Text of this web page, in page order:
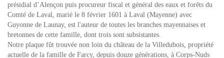
présidial d’Alençon puis procureur fiscal et général des eaux et forêts du
Comté de Laval, marié le 8 février 1601 à Laval (Mayenne) avec
Guyonne de Launay, est l'auteur de toutes les branches mayennaises et
bretonnes de cette famille, dont trois sont subsistantes.
Notre plaque fût trouvée non loin du château de la Villedubois, propriété
actuelle de la famille de Farcy, depuis douze générations, à Corps-Nuds